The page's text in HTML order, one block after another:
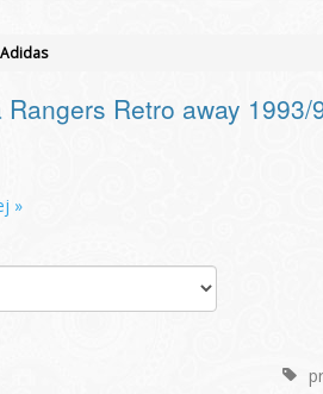
Rangers Retro away 1993/
»